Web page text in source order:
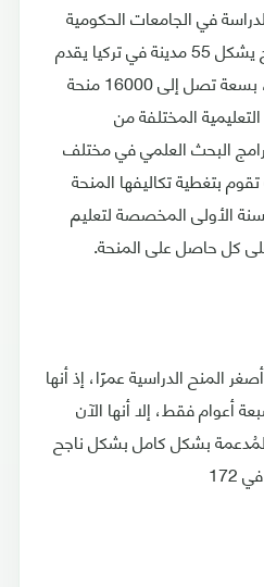
في الجامعات الحكومية
والخاصة كذلك ضمن برنامج يشكل 55 مدينة في تركيا يقدم
المنح في 105 جامعة تركية، بسعة تصل إلى 16000 منحة
المختلفة من
البحث العلمي في مختلف
بتغطية تكاليفها المنحة
الأولى المخصصة لتعليم
كل حاصل على المنحة.
المنح الدراسية عمرًا، إذ أنها
أعوام فقط، إلا أنها الآن
بشكل كامل بشكل ناجح